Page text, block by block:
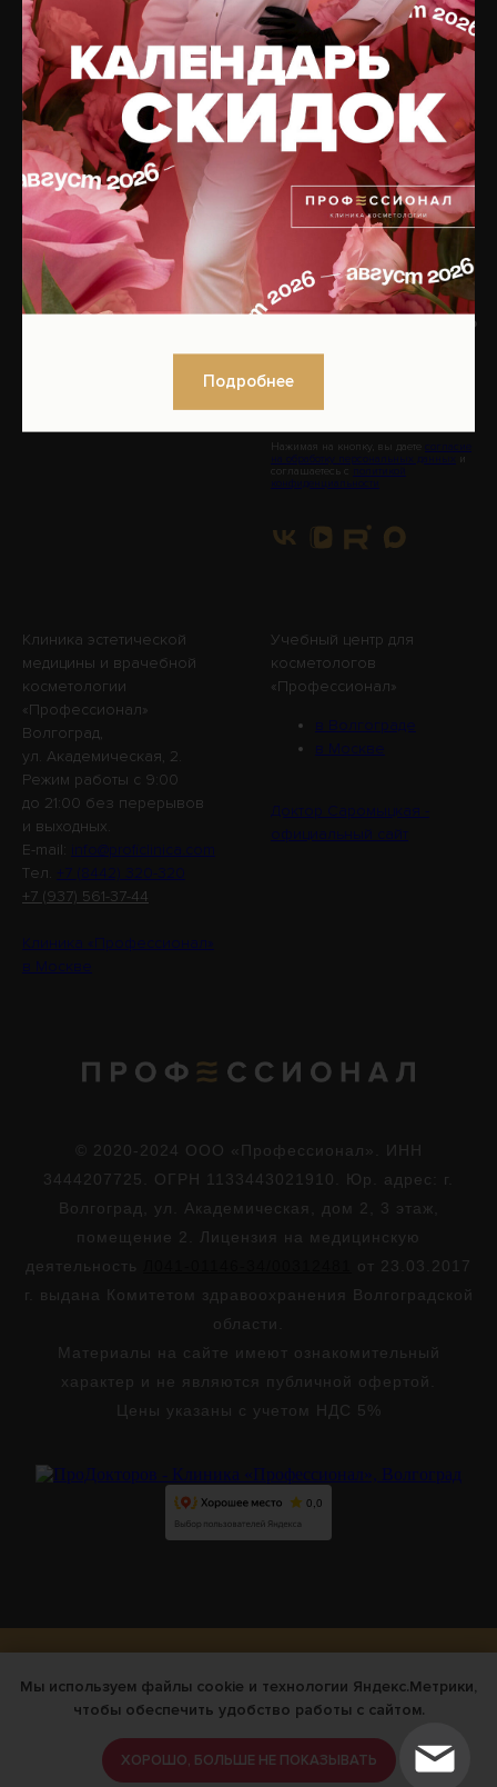
Трихология
Неврология
Сочетанные протоколы
Подобрать процедуру
Записаться на приём
Препараты
Юридическая информация
Вакансии
Контакты
КОСМЕТИКА
Интернет-магазин
Каталог по брендам
Оплата и доставка
БУДЬТЕ В КУРСЕ ОБ
АКЦИЯХ!
ПОДПИШИТЕСЬ НА
РАССЫЛКУ,
ИЛИ
ПРИСОЕДИНЯЙТЕСЬ
Нажимая на кнопку, вы даете
согласие
на обработку персональных данных и
соглашаетесь с
политикой
конфиденциальности
Клиника эстетической
медицины и врачебной
косметологии
«Профессионал»
Волгоград,
ул. Академическая, 2.
Режим работы с 9:00
до 21:00 без перерывов
и выходных.
E-mail: info@proficlinica.com
Tел. +7 (8442) 320-320
+7 (937) 561-37-44
Клиника «Профессионал»
в Москве
Учебный центр для
косметологов
«Профессионал»
в Волгограде
в Москве
Доктор Саромыцкая -
официальный сайт
© 2020-2024 ООО «Профессионал». ИНН
3444207725. ОГРН 1133443021910. Юр. адрес: г.
Волгоград, ул. Академическая, дом 2, 3 этаж,
помещение 2. Лицензия на медицинскую
деятельность
от 23.03.2017
г. выдана Комитетом здравоохранения Волгоградской
области.
Материалы на сайте имеют ознакомительный
характер и не являются публичной офертой.
Цены указаны с учетом НДС 5%
Версия для слабовидящих
Мы используем файлы cookie и технологии Яндекс.Метрики,
чтобы обеспечить удобство работы с сайтом.
ХОРОШО, БОЛЬШЕ НЕ ПОКАЗЫВАТЬ
Подробнее